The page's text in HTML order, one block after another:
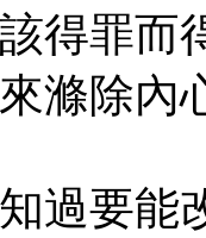
得罪而
滌除內
要能